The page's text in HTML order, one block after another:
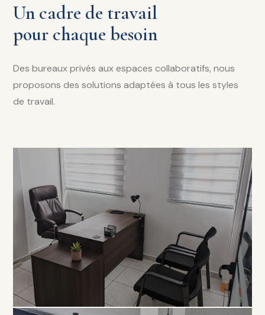
Un cadre de travail
pour chaque besoin
Des bureaux privés aux espaces collaboratifs, nous
proposons des solutions adaptées à tous les styles
de travail.